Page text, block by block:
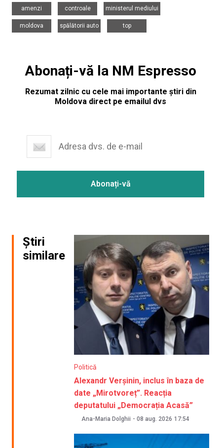
amenzi
controale
ministerul mediului
moldova
spălătorii auto
top
Abonați-vă la NM Espresso
Rezumat zilnic cu cele mai importante știri din
Moldova direct pe emailul dvs
Știri
similare
Politică
Alexandr Verșinin, inclus în baza de
date „Mirotvoreț”. Reacția
deputatului „Democrația Acasă”
Ana-Maria Dolghii - 08 aug. 2026 17:54